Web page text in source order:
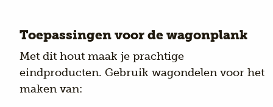
Toepassingen voor de wagonplank
Met dit hout maak je prachtige
eindproducten. Gebruik wagondelen voor het
maken van: